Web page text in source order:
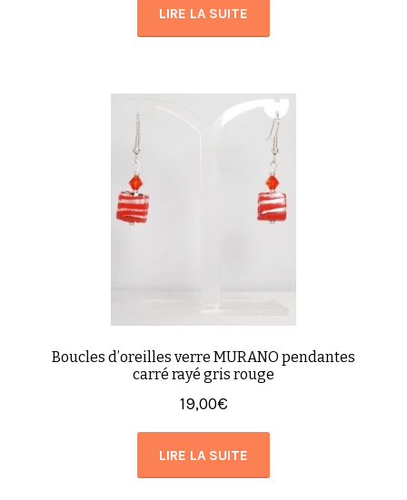
LIRE LA SUITE
Boucles d’oreilles verre MURANO pendantes
carré rayé gris rouge
19,00€
LIRE LA SUITE